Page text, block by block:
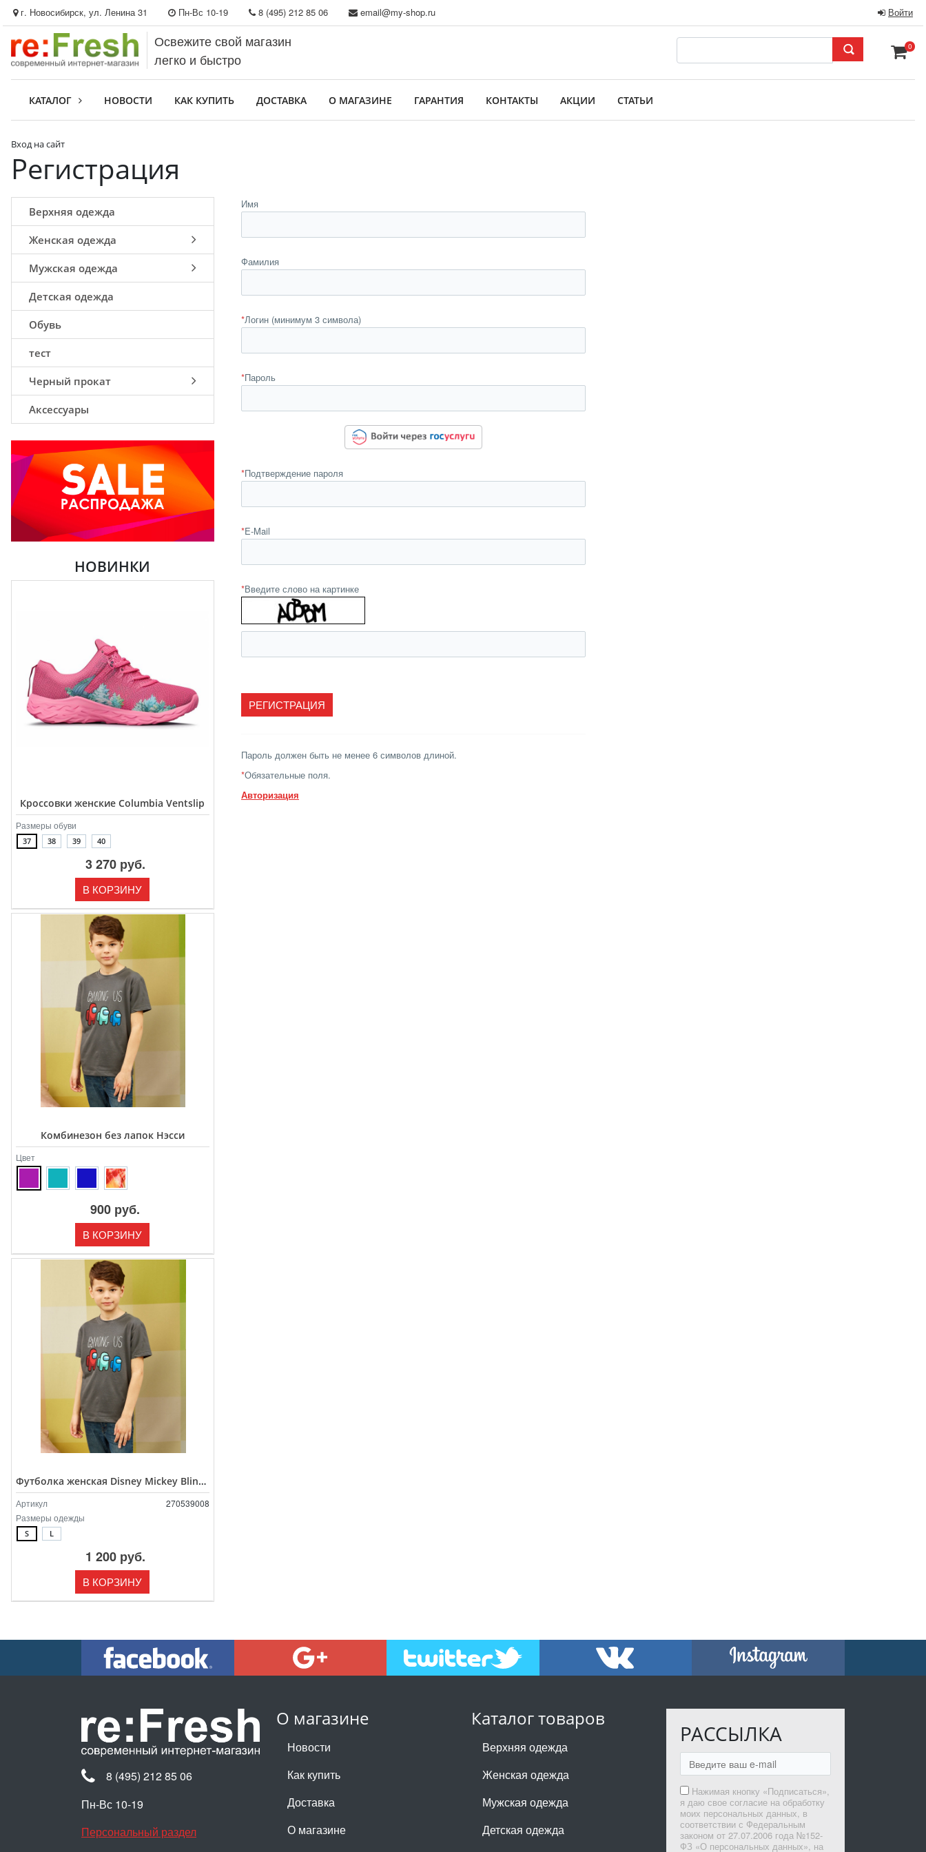
г. Новосибирск, ул. Ленина 31 Пн-Вс 10-19 8 (495) 212 85 06 email@my-shop.ru Войти
Освежите свой магазин
легко и быстро
0
КАТАЛОГ НОВОСТИ КАК КУПИТЬ ДОСТАВКА О МАГАЗИНЕ ГАРАНТИЯ КОНТАКТЫ АКЦИИ СТАТЬИ
Вход на сайт
Регистрация
Имя
Фамилия
*Логин (минимум 3 символа)
*Пароль
*Подтверждение пароля
*E-Mail
*Введите слово на картинке
Пароль должен быть не менее 6 символов длиной.
*Обязательные поля.
Авторизация
Верхняя одежда
Женская одежда
Мужская одежда
Детская одежда
Обувь
тест
Черный прокат
Аксессуары
НОВИНКИ
Кроссовки женские Columbia Ventslip
Размеры обуви
37 38 39 40
3 270 руб.
В КОРЗИНУ
Комбинезон без лапок Нэсси
Цвет
900 руб.
В КОРЗИНУ
Футболка женская Disney Mickey Blinking
Артикул
270539008
Размеры одежды
S L
1 200 руб.
В КОРЗИНУ
О магазине
Новости
Как купить
Доставка
О магазине
Каталог товаров
Верхняя одежда
Женская одежда
Мужская одежда
Детская одежда
РАССЫЛКА
Нажимая кнопку «Подписаться»,
я даю свое согласие на обработку
моих персональных данных, в
соответствии с Федеральным
законом от 27.07.2006 года №152-
ФЗ «О персональных данных», на
8 (495) 212 85 06
Пн-Вс 10-19
Персональный раздел